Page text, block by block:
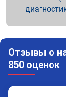
Отзывы о
850 оценок